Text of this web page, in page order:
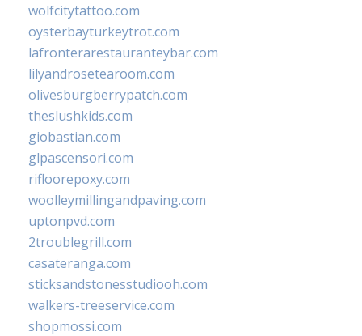
wolfcitytattoo.com
oysterbayturkeytrot.com
lafronterarestauranteybar.com
lilyandrosetearoom.com
olivesburgberrypatch.com
theslushkids.com
giobastian.com
glpascensori.com
rifloorepoxy.com
woolleymillingandpaving.com
uptonpvd.com
2troublegrill.com
casateranga.com
sticksandstonesstudiooh.com
walkers-treeservice.com
shopmossi.com